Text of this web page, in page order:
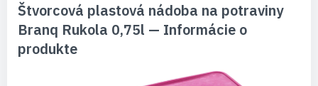
Štvorcová plastová nádoba na potraviny
Branq Rukola 0,75l — Informácie o
produkte